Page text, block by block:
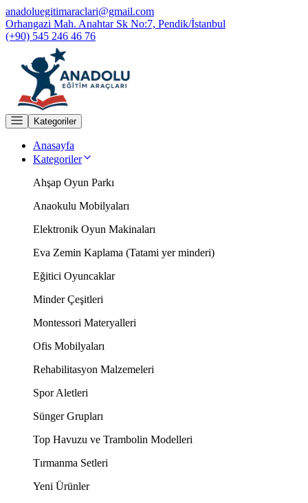
anadoluegitimaraclari@gmail.com
Orhangazi Mah. Anahtar Sk No:7, Pendik/İstanbul
(+90) 545 246 46 76
Kategoriler
Anasayfa
Kategoriler
Ahşap Oyun Parkı
Anaokulu Mobilyaları
Elektronik Oyun Makinaları
Eva Zemin Kaplama (Tatami yer minderi)
Eğitici Oyuncaklar
Minder Çeşitleri
Montessori Materyalleri
Ofis Mobilyaları
Rehabilitasyon Malzemeleri
Spor Aletleri
Sünger Grupları
Top Havuzu ve Trambolin Modelleri
Tırmanma Setleri
Yeni Ürünler